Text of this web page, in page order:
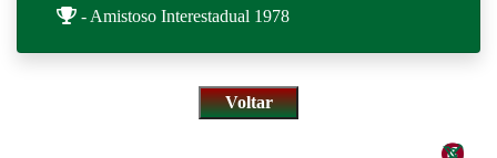
- Amistoso Interestadual 1978